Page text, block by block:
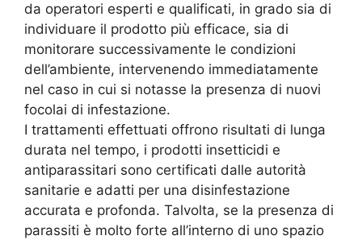
da operatori esperti e qualificati, in grado sia di
individuare il prodotto più efficace, sia di
monitorare successivamente le condizioni
dell’ambiente, intervenendo immediatamente
nel caso in cui si notasse la presenza di nuovi
focolai di infestazione.
I trattamenti effettuati offrono risultati di lunga
durata nel tempo, i prodotti insetticidi e
antiparassitari sono certificati dalle autorità
sanitarie e adatti per una disinfestazione
accurata e profonda. Talvolta, se la presenza di
parassiti è molto forte all’interno di uno spazio